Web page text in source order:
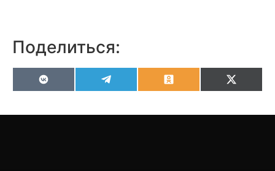
Поделиться:
VK OdnoklassnikiX